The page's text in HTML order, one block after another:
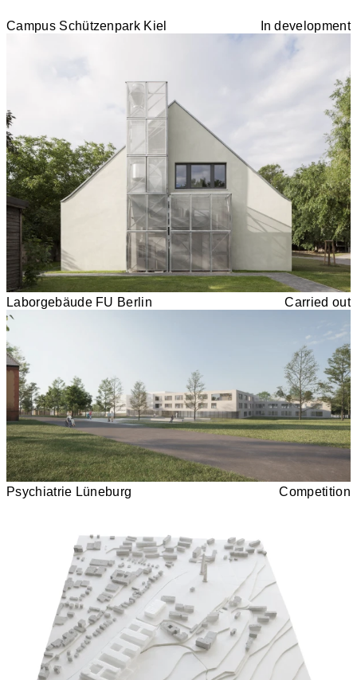
Campus Schützenpark Kiel In development
Laborgebäude FU Berlin Carried out
Psychiatrie Lüneburg Competition